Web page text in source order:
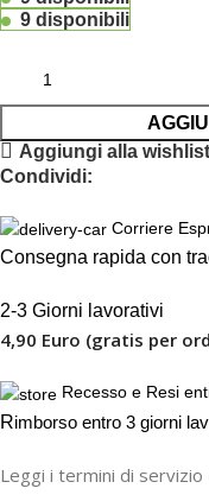
9 disponibili
Aggiungi alla wishlist
Condividi:
Corriere
Consegna rapida con
2-3 Giorni lavorativi
4,90 Euro (gratis per
Recesso e Resi
Rimborso entro 3 giorni
Leggi i termini di servizio